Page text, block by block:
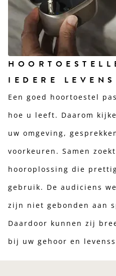
IEDERE
Een goed hoortoestel
hoe u leeft. Daarom
uw omgeving,
voorkeuren. Samen
hooroplossing die
gebruik. De audiciens
zijn niet gebonden aan
Daardoor kunnen zij
bij uw gehoor en